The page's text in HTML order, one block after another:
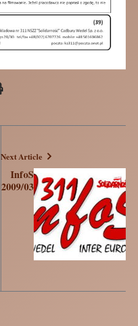
Next Article
InfoS
2009/03